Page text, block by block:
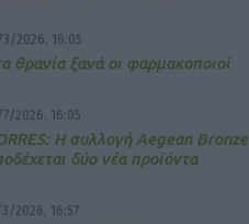
3/2026, 16:05
θρανία ξανά οι φαρμακοποιοί
7/2026, 16:05
Η συλλογή Aegean Bronze
δύο νέα προϊόντα
3/2026, 16:57